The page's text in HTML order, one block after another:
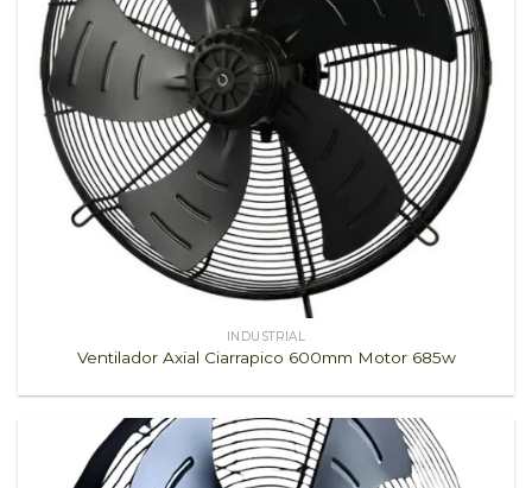
INDUSTRIAL
Ventilador Axial Ciarrapico 600mm Motor 685w